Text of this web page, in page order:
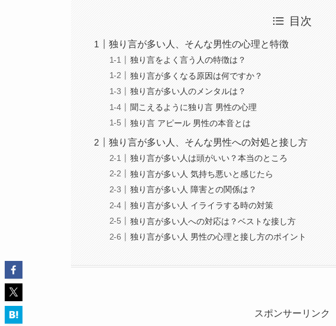
目次
独り言が多い人、そんな男性の心理と特徴
独り言をよく言う人の特徴は？
独り言が多くなる原因は何ですか？
独り言が多い人のメンタルは？
聞こえるように独り言 男性の心理
独り言 アピール 男性の本音とは
独り言が多い人、そんな男性への対処と接し方
独り言が多い人は頭がいい？本当のところ
独り言が多い人 気持ち悪いと感じたら
独り言が多い人 障害との関係は？
独り言が多い人 イライラする時の対策
独り言が多い人への対応は？ベストな接し方
独り言が多い人 男性の心理と接し方のポイント
スポンサーリンク